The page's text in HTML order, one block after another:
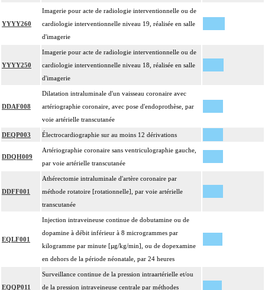
YYYY260
Imagerie pour acte de radiologie interventionnelle ou de
cardiologie interventionnelle niveau 19, réalisée en salle
d'imagerie
YYYY250
Imagerie pour acte de radiologie interventionnelle ou de
cardiologie interventionnelle niveau 18, réalisée en salle
d'imagerie
DDAF008
Dilatation intraluminale d'un vaisseau coronaire avec
artériographie coronaire, avec pose d'endoprothèse, par
voie artérielle transcutanée
DEQP003 Électrocardiographie sur au moins 12 dérivations
DDQH009
Artériographie coronaire sans ventriculographie gauche,
par voie artérielle transcutanée
DDFF001
Athérectomie intraluminale d'artère coronaire par
méthode rotatoire [rotationnelle], par voie artérielle
transcutanée
EQLF001
Injection intraveineuse continue de dobutamine ou de
dopamine à débit inférieur à 8 microgrammes par
kilogramme par minute [µg/kg/min], ou de dopexamine
en dehors de la période néonatale, par 24 heures
EQQP011
Surveillance continue de la pression intraartérielle et/ou
de la pression intraveineuse centrale par méthodes